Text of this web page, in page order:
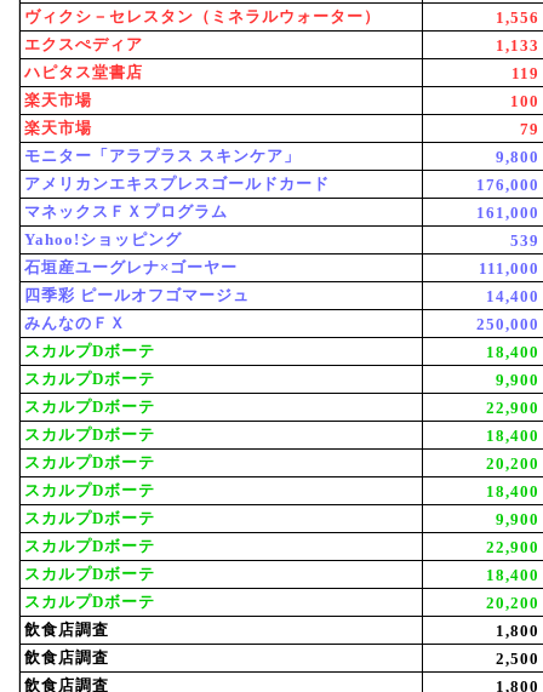
ヴィクシ－セレスタン（ミネラルウォーター）
1,556
エクスぺディア
1,133
ハピタス堂書店
119
楽天市場
100
楽天市場
79
モニター「アラプラス スキンケア」
9,800
アメリカンエキスプレスゴールドカード
176,000
マネックスＦＸプログラム
161,000
Yahoo!ショッピング
539
石垣産ユーグレナ×ゴーヤー
111,000
四季彩 ピールオフゴマージュ
14,400
みんなのＦＸ
250,000
スカルプDボーテ
18,400
スカルプDボーテ
9,900
スカルプDボーテ
22,900
スカルプDボーテ
18,400
スカルプDボーテ
20,200
スカルプDボーテ
18,400
スカルプDボーテ
9,900
スカルプDボーテ
22,900
スカルプDボーテ
18,400
スカルプDボーテ
20,200
飲食店調査
1,800
飲食店調査
2,500
飲食店調査
1,800